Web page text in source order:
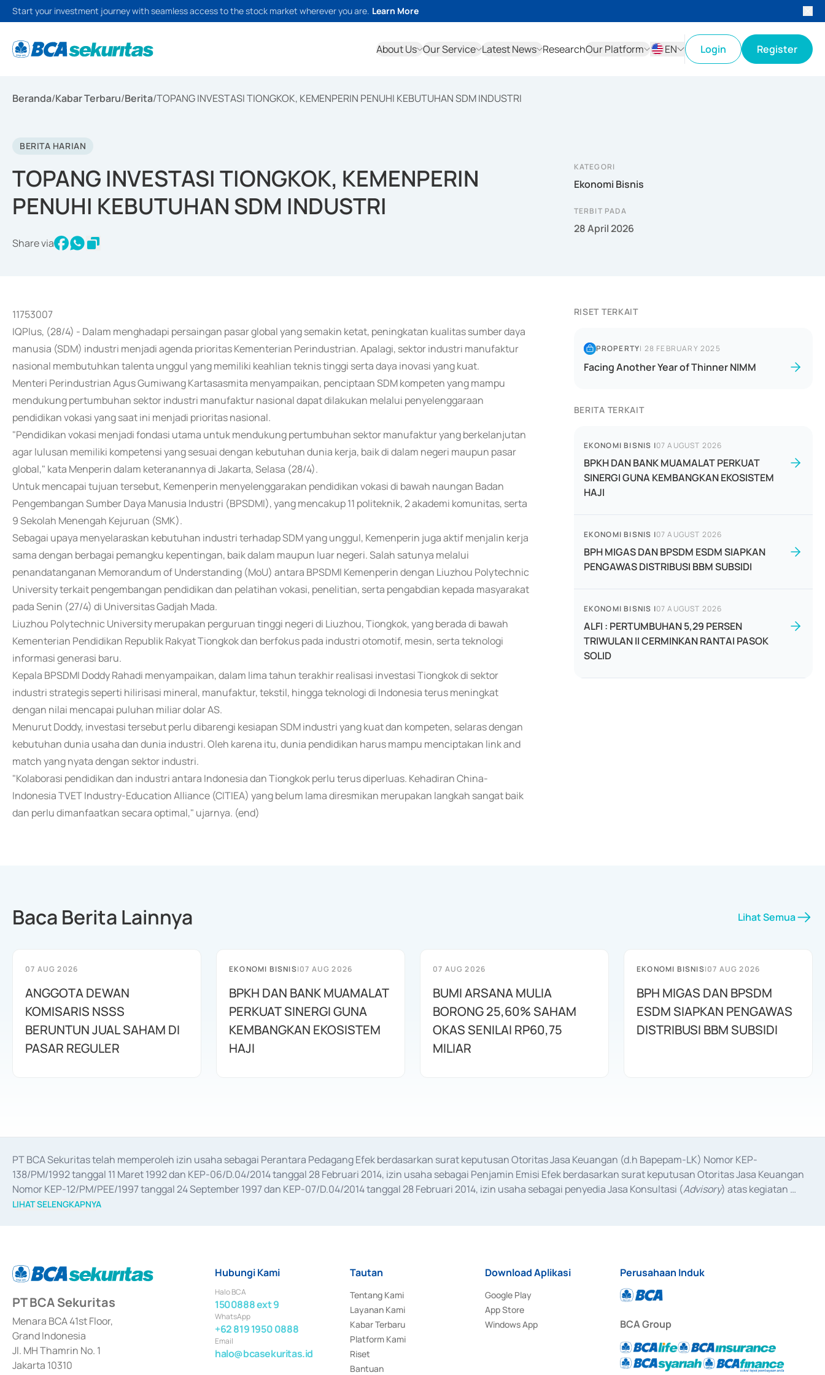
Start your investment journey with seamless access to the stock market wherever you are. Learn More
About Us Our Service Latest News ResearchOur Platform
EN
Login Register
Beranda/Kabar Terbaru/Berita/TOPANG INVESTASI TIONGKOK, KEMENPERIN PENUHI KEBUTUHAN SDM INDUSTRI
BERITA HARIAN
TOPANG INVESTASI TIONGKOK, KEMENPERIN
PENUHI KEBUTUHAN SDM INDUSTRI
Share via
KATEGORI
Ekonomi Bisnis
TERBIT PADA
28 April 2026
11753007
IQPlus, (28/4) - Dalam menghadapi persaingan pasar global yang semakin ketat, peningkatan kualitas sumber daya
manusia (SDM) industri menjadi agenda prioritas Kementerian Perindustrian. Apalagi, sektor industri manufaktur
nasional membutuhkan talenta unggul yang memiliki keahlian teknis tinggi serta daya inovasi yang kuat.
Menteri Perindustrian Agus Gumiwang Kartasasmita menyampaikan, penciptaan SDM kompeten yang mampu
mendukung pertumbuhan sektor industri manufaktur nasional dapat dilakukan melalui penyelenggaraan
pendidikan vokasi yang saat ini menjadi prioritas nasional.
"Pendidikan vokasi menjadi fondasi utama untuk mendukung pertumbuhan sektor manufaktur yang berkelanjutan
agar lulusan memiliki kompetensi yang sesuai dengan kebutuhan dunia kerja, baik di dalam negeri maupun pasar
global," kata Menperin dalam keteranannya di Jakarta, Selasa (28/4).
Untuk mencapai tujuan tersebut, Kemenperin menyelenggarakan pendidikan vokasi di bawah naungan Badan
Pengembangan Sumber Daya Manusia Industri (BPSDMI), yang mencakup 11 politeknik, 2 akademi komunitas, serta
9 Sekolah Menengah Kejuruan (SMK).
Sebagai upaya menyelaraskan kebutuhan industri terhadap SDM yang unggul, Kemenperin juga aktif menjalin kerja
sama dengan berbagai pemangku kepentingan, baik dalam maupun luar negeri. Salah satunya melalui
penandatanganan Memorandum of Understanding (MoU) antara BPSDMI Kemenperin dengan Liuzhou Polytechnic
University terkait pengembangan pendidikan dan pelatihan vokasi, penelitian, serta pengabdian kepada masyarakat
pada Senin (27/4) di Universitas Gadjah Mada.
Liuzhou Polytechnic University merupakan perguruan tinggi negeri di Liuzhou, Tiongkok, yang berada di bawah
Kementerian Pendidikan Republik Rakyat Tiongkok dan berfokus pada industri otomotif, mesin, serta teknologi
informasi generasi baru.
Kepala BPSDMI Doddy Rahadi menyampaikan, dalam lima tahun terakhir realisasi investasi Tiongkok di sektor
industri strategis seperti hilirisasi mineral, manufaktur, tekstil, hingga teknologi di Indonesia terus meningkat
dengan nilai mencapai puluhan miliar dolar AS.
Menurut Doddy, investasi tersebut perlu dibarengi kesiapan SDM industri yang kuat dan kompeten, selaras dengan
kebutuhan dunia usaha dan dunia industri. Oleh karena itu, dunia pendidikan harus mampu menciptakan link and
match yang nyata dengan sektor industri.
"Kolaborasi pendidikan dan industri antara Indonesia dan Tiongkok perlu terus diperluas. Kehadiran China-
Indonesia TVET Industry-Education Alliance (CITIEA) yang belum lama diresmikan merupakan langkah sangat baik
dan perlu dimanfaatkan secara optimal," ujarnya. (end)
RISET TERKAIT
PROPERTY| 28 FEBRUARY 2025
Facing Another Year of Thinner NIMM
BERITA TERKAIT
EKONOMI BISNIS |07 AUGUST 2026
BPKH DAN BANK MUAMALAT PERKUAT
SINERGI GUNA KEMBANGKAN EKOSISTEM
HAJI
EKONOMI BISNIS |07 AUGUST 2026
BPH MIGAS DAN BPSDM ESDM SIAPKAN
PENGAWAS DISTRIBUSI BBM SUBSIDI
EKONOMI BISNIS |07 AUGUST 2026
ALFI : PERTUMBUHAN 5,29 PERSEN
TRIWULAN II CERMINKAN RANTAI PASOK
SOLID
Baca Berita Lainnya Lihat Semua
07 AUG 2026
ANGGOTA DEWAN
KOMISARIS NSSS
BERUNTUN JUAL SAHAM DI
PASAR REGULER
EKONOMI BISNIS|07 AUG 2026
BPKH DAN BANK MUAMALAT
PERKUAT SINERGI GUNA
KEMBANGKAN EKOSISTEM
HAJI
07 AUG 2026
BUMI ARSANA MULIA
BORONG 25,60% SAHAM
OKAS SENILAI RP60,75
MILIAR
EKONOMI BISNIS|07 AUG 2026
BPH MIGAS DAN BPSDM
ESDM SIAPKAN PENGAWAS
DISTRIBUSI BBM SUBSIDI
PT BCA Sekuritas telah memperoleh izin usaha sebagai Perantara Pedagang Efek berdasarkan surat keputusan Otoritas Jasa Keuangan (d.h Bapepam-LK) Nomor KEP-
138/PM/1992 tanggal 11 Maret 1992 dan KEP-06/D.04/2014 tanggal 28 Februari 2014, izin usaha sebagai Penjamin Emisi Efek berdasarkan surat keputusan Otoritas Jasa Keuangan
Nomor KEP-12/PM/PEE/1997 tanggal 24 September 1997 dan KEP-07/D.04/2014 tanggal 28 Februari 2014, izin usaha sebagai penyedia Jasa Konsultasi (Advisory) atas kegiatan
merger, akuisisi, divestasi, dan
LIHAT SELENGKAPNYA
PT BCA Sekuritas
Menara BCA 41st Floor,
Grand Indonesia
Jl. MH Thamrin No. 1
Jakarta 10310
Hubungi Kami
Halo BCA
1500888 ext 9
WhatsApp
+62 819 1950 0888
Email
halo@bcasekuritas.id
Tautan
Tentang Kami
Layanan Kami
Kabar Terbaru
Platform Kami
Riset
Bantuan
Download Aplikasi
Google Play
App Store
Windows App
Perusahaan Induk
BCA Group